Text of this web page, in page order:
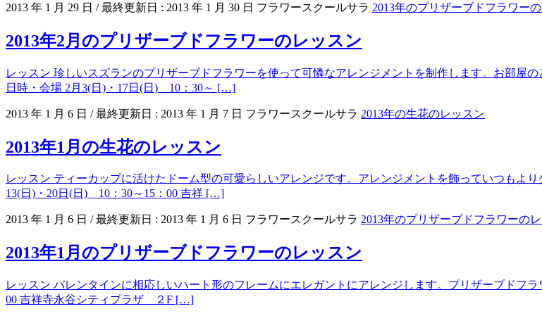
2013 年 1 月 29 日 / 最終更新日 : 2013 年 1 月 30 日 フラワースクールサラ 2013年のプリザーブドフラワー
2013年2月のプリザーブドフラワーのレッスン
レッスン 珍しいスズランのプリザーブドフラワーを使って可憐なアレンジメントを制作します。お部屋
日時・会場 2月3(日)・17日(日) 10：30～ […]
2013 年 1 月 6 日 / 最終更新日 : 2013 年 1 月 7 日 フラワースクールサラ 2013年の生花のレッスン
2013年1月の生花のレッスン
レッスン ティーカップに活けたドーム型の可愛らしいアレンジです。アレンジメントを飾っていつもよ
13(日)・20日(日) 10：30～15：00 吉祥 […]
2013 年 1 月 6 日 / 最終更新日 : 2013 年 1 月 6 日 フラワースクールサラ 2013年のプリザーブドフラワーの
2013年1月のプリザーブドフラワーのレッスン
レッスン バレンタインに相応しいハート形のフレームにエレガントにアレンジします。プリザーブドフ
00 吉祥寺永谷シティプラザ ２F […]